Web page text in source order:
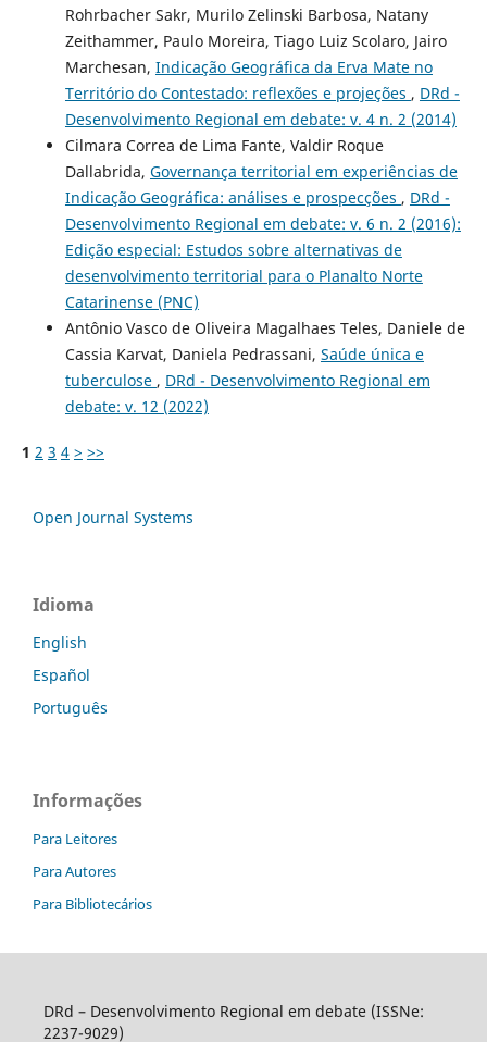
Rohrbacher Sakr, Murilo Zelinski Barbosa, Natany
Zeithammer, Paulo Moreira, Tiago Luiz Scolaro, Jairo
Marchesan, Indicação Geográfica da Erva Mate no
Território do Contestado: reflexões e projeções , DRd -
Desenvolvimento Regional em debate: v. 4 n. 2 (2014)
Cilmara Correa de Lima Fante, Valdir Roque
Dallabrida, Governança territorial em experiências de
Indicação Geográfica: análises e prospecções , DRd -
Desenvolvimento Regional em debate: v. 6 n. 2 (2016):
Edição especial: Estudos sobre alternativas de
desenvolvimento territorial para o Planalto Norte
Catarinense (PNC)
Antônio Vasco de Oliveira Magalhaes Teles, Daniele de
Cassia Karvat, Daniela Pedrassani, Saúde única e
tuberculose , DRd - Desenvolvimento Regional em
debate: v. 12 (2022)
1 2 3 4 > >>
Open Journal Systems
Idioma
English
Español
Português
Informações
Para Leitores
Para Autores
Para Bibliotecários
DRd – Desenvolvimento Regional em debate (ISSNe:
2237-9029)